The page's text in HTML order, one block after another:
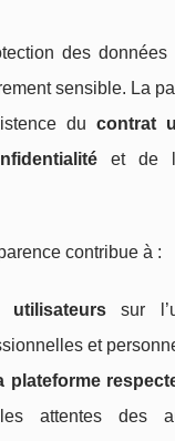
des données
sensible. La
du contrat
et de
contribue à :
utilisateurssur
et
plateforme
attentes des